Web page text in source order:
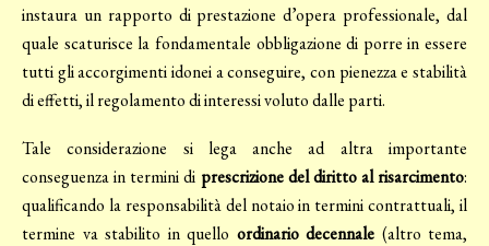
instaura un rapporto di prestazione d’opera professionale, dal
quale scaturisce la fondamentale obbligazione di porre in essere
tutti gli accorgimenti idonei a conseguire, con pienezza e stabilità
di effetti, il regolamento di interessi voluto dalle parti.
Tale considerazione si lega anche ad altra importante
conseguenza in termini di prescrizione del diritto al risarcimento:
qualificando la responsabilità del notaio in termini contrattuali, il
termine va stabilito in quello ordinario decennale (altro tema,